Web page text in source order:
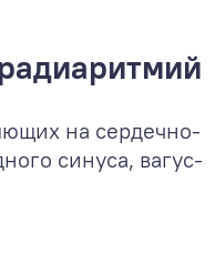
на сердечно-
синуса, вагус-